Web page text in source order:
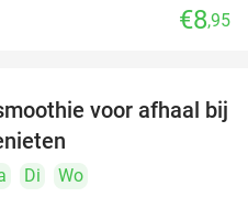
€8,95
43%
voor afhaal bij
Di
Wo